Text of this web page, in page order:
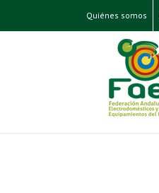
Quiénes somos